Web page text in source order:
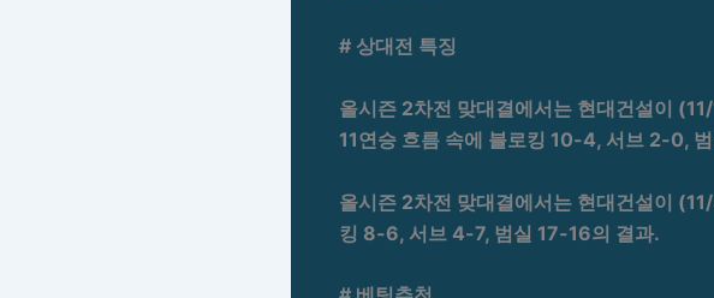
# 상대전 특징
올시즌 2차전 맞대결에서는 현대건설이
11연승 흐름 속에 블로킹 10-4, 서브 2-0,
올시즌 2차전 맞대결에서는 현대건설이
킹 8-6, 서브 4-7, 범실 17-16의 결과.